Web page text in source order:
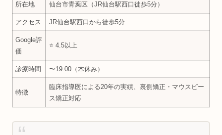
所在地 仙台市青葉区（JR仙台駅西口徒歩5分）
アクセス JR仙台駅西口から徒歩5分
Google評
価
⭐ 4.5以上
診療時間 〜19:00（木休み）
特徴
臨床指導医による20年の実績、裏側矯正・マウスピー
ス矯正対応